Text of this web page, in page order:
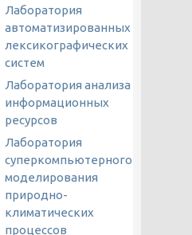
Лаборатория
автоматизированных
лексикографических
систем
Лаборатория анализа
информационных
ресурсов
Лаборатория
суперкомпьютерного
моделирования
природно-
климатических
процессов